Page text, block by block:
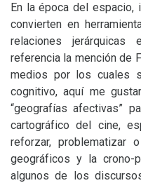
En la época del
convierten en
relaciones jerárquicas
referencia la mención de
medios por los cuales
cognitivo, aquí me
“geografías afectivas”
cartográfico del cine,
reforzar, problematizar
geográficos y la crono-
algunos de los